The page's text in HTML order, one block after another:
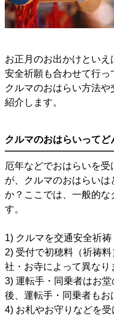
お正月のお出かけとい
安全祈願も合わせて行
クルマのおはらい方法
紹介します。
クルマのおはらいってど
厄年などでおはらいを
が、クルマのおはらい
か？ここでは、一般的な
す。
1) クルマを交通安全祈祷
2) 受付で初穂料（祈祷
社・お寺によって異なり
3) 運転手・同乗者はお
後、運転手・同乗者もお
4) お札やお守りなどを受